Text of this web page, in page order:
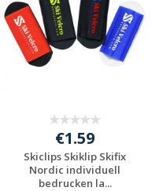
€1.59
Skiclips Skiklip Skifix
Nordic individuell
bedrucken la...